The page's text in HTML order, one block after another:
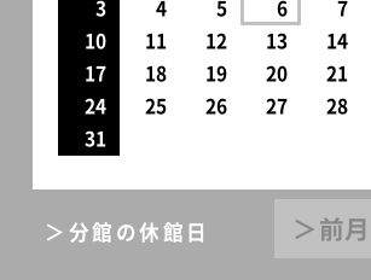
作品・資料目録奥付
善八、村上由美（世
館）編集補助：坂入
ー・ティ・エー制作
エー・ティー・エー
3
4 5 6 7
10
11 12 13 14
17
18 19 20 21
24
25 26 27 28
31
＞前月
＞分館の休館日